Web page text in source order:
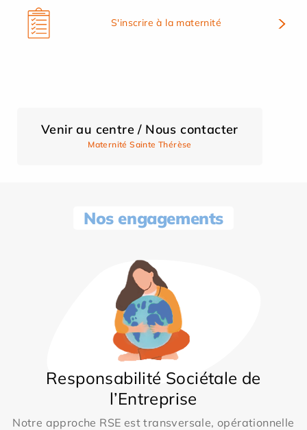
S'inscrire à la maternité
Venir au centre / Nous contacter
Maternité Sainte Thérèse
Nos engagements
Responsabilité Sociétale de
l’Entreprise
Notre approche RSE est transversale, opérationnelle